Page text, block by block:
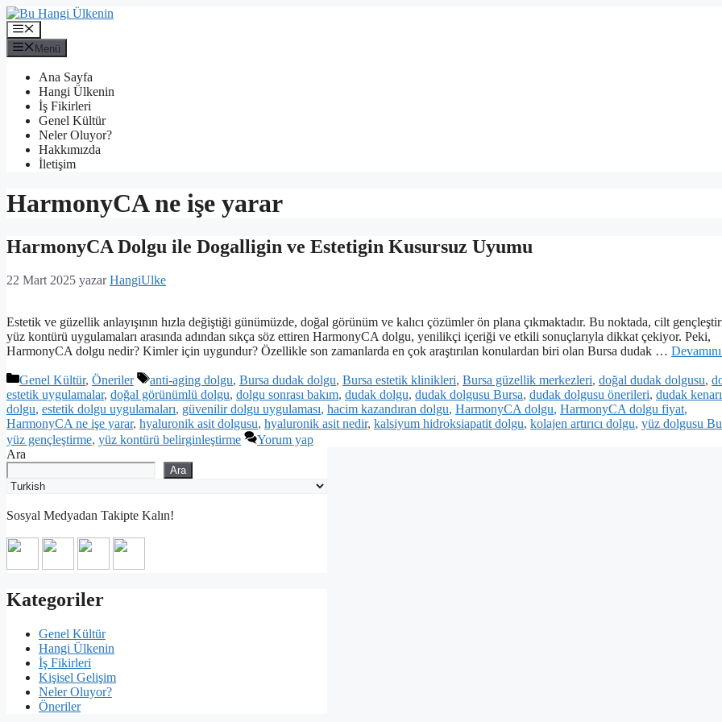
İçeriğe
atla
Menü
Menü
Ana Sayfa
Hangi Ülkenin
İş Fikirleri
Genel Kültür
Neler Oluyor?
Hakkımızda
İletişim
HarmonyCA ne işe yarar
HarmonyCA Dolgu ile Dogalligin ve Estetigin Kusursuz Uyumu
22 Mart 2025 yazarHangiUlke
Estetik ve güzellik anlayışının hızla değiştiği günümüzde, doğal görünüm ve kalıcı çözümler ön plana çıkmaktadır. Bu noktada, cilt
yüz kontürü uygulamaları arasında adından sıkça söz ettiren HarmonyCA dolgu, yenilikçi içeriği ve etkili sonuçlarıyla dikkat çekiyor. Peki,
HarmonyCA dolgu nedir? Kimler için uygundur? Özellikle son zamanlarda en çok araştırılan konulardan biri olan Bursa dudak …
Kategoriler
Genel Kültür, Öneriler Etiketler
anti-aging dolgu, Bursa dudak dolgu, Bursa estetik klinikleri, Bursa güzellik merkezleri, doğal dudak dolgusu,
estetik uygulamalar, doğal görünümlü dolgu, dolgu sonrası bakım, dudak dolgu, dudak dolgusu Bursa, dudak dolgusu önerileri, dudak kenarı
dolgu, estetik dolgu uygulamaları, güvenilir dolgu uygulaması, hacim kazandıran dolgu, HarmonyCA dolgu, HarmonyCA dolgu fiyat,
HarmonyCA ne işe yarar, hyaluronik asit dolgusu, hyaluronik asit nedir, kalsiyum hidroksiapatit dolgu, kolajen artırıcı dolgu, yüz dolgusu
yüz gençleştirme, yüz kontürü belirginleştirme
Yorum yap
Ara
Ara
Sosyal Medyadan Takipte Kalın!
Kategoriler
Genel Kültür
Hangi Ülkenin
İş Fikirleri
Kişisel Gelişim
Neler Oluyor?
Öneriler